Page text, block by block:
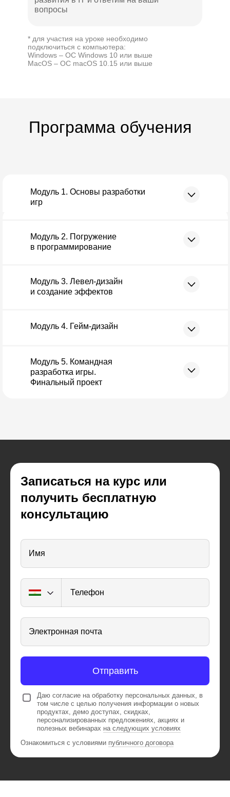
* для участия на уроке необходимо
подключиться с компьютера:
Windows – ОС Windows 10 или выше
MacOS – ОС macOS 10.15 или выше
вопросы
Программа обучения
Модуль 1. Основы разработки
игр
Модуль 2. Погружение
в программирование
Модуль 3. Левел-дизайн
и создание эффектов
Модуль 4. Гейм-дизайн
Модуль 5. Командная
разработка игры.
Финальный проект
Записаться на курс или
получить бесплатную
консультацию
Имя
Телефон
Электронная почта
Отправить
Даю согласие на обработку персональных данных, в
том числе с целью получения информации о новых
продуктах, демо доступах, скидках,
персонализированных предложениях, акциях и
полезных вебинарах на следующих условиях
Ознакомиться с условиями публичного договора